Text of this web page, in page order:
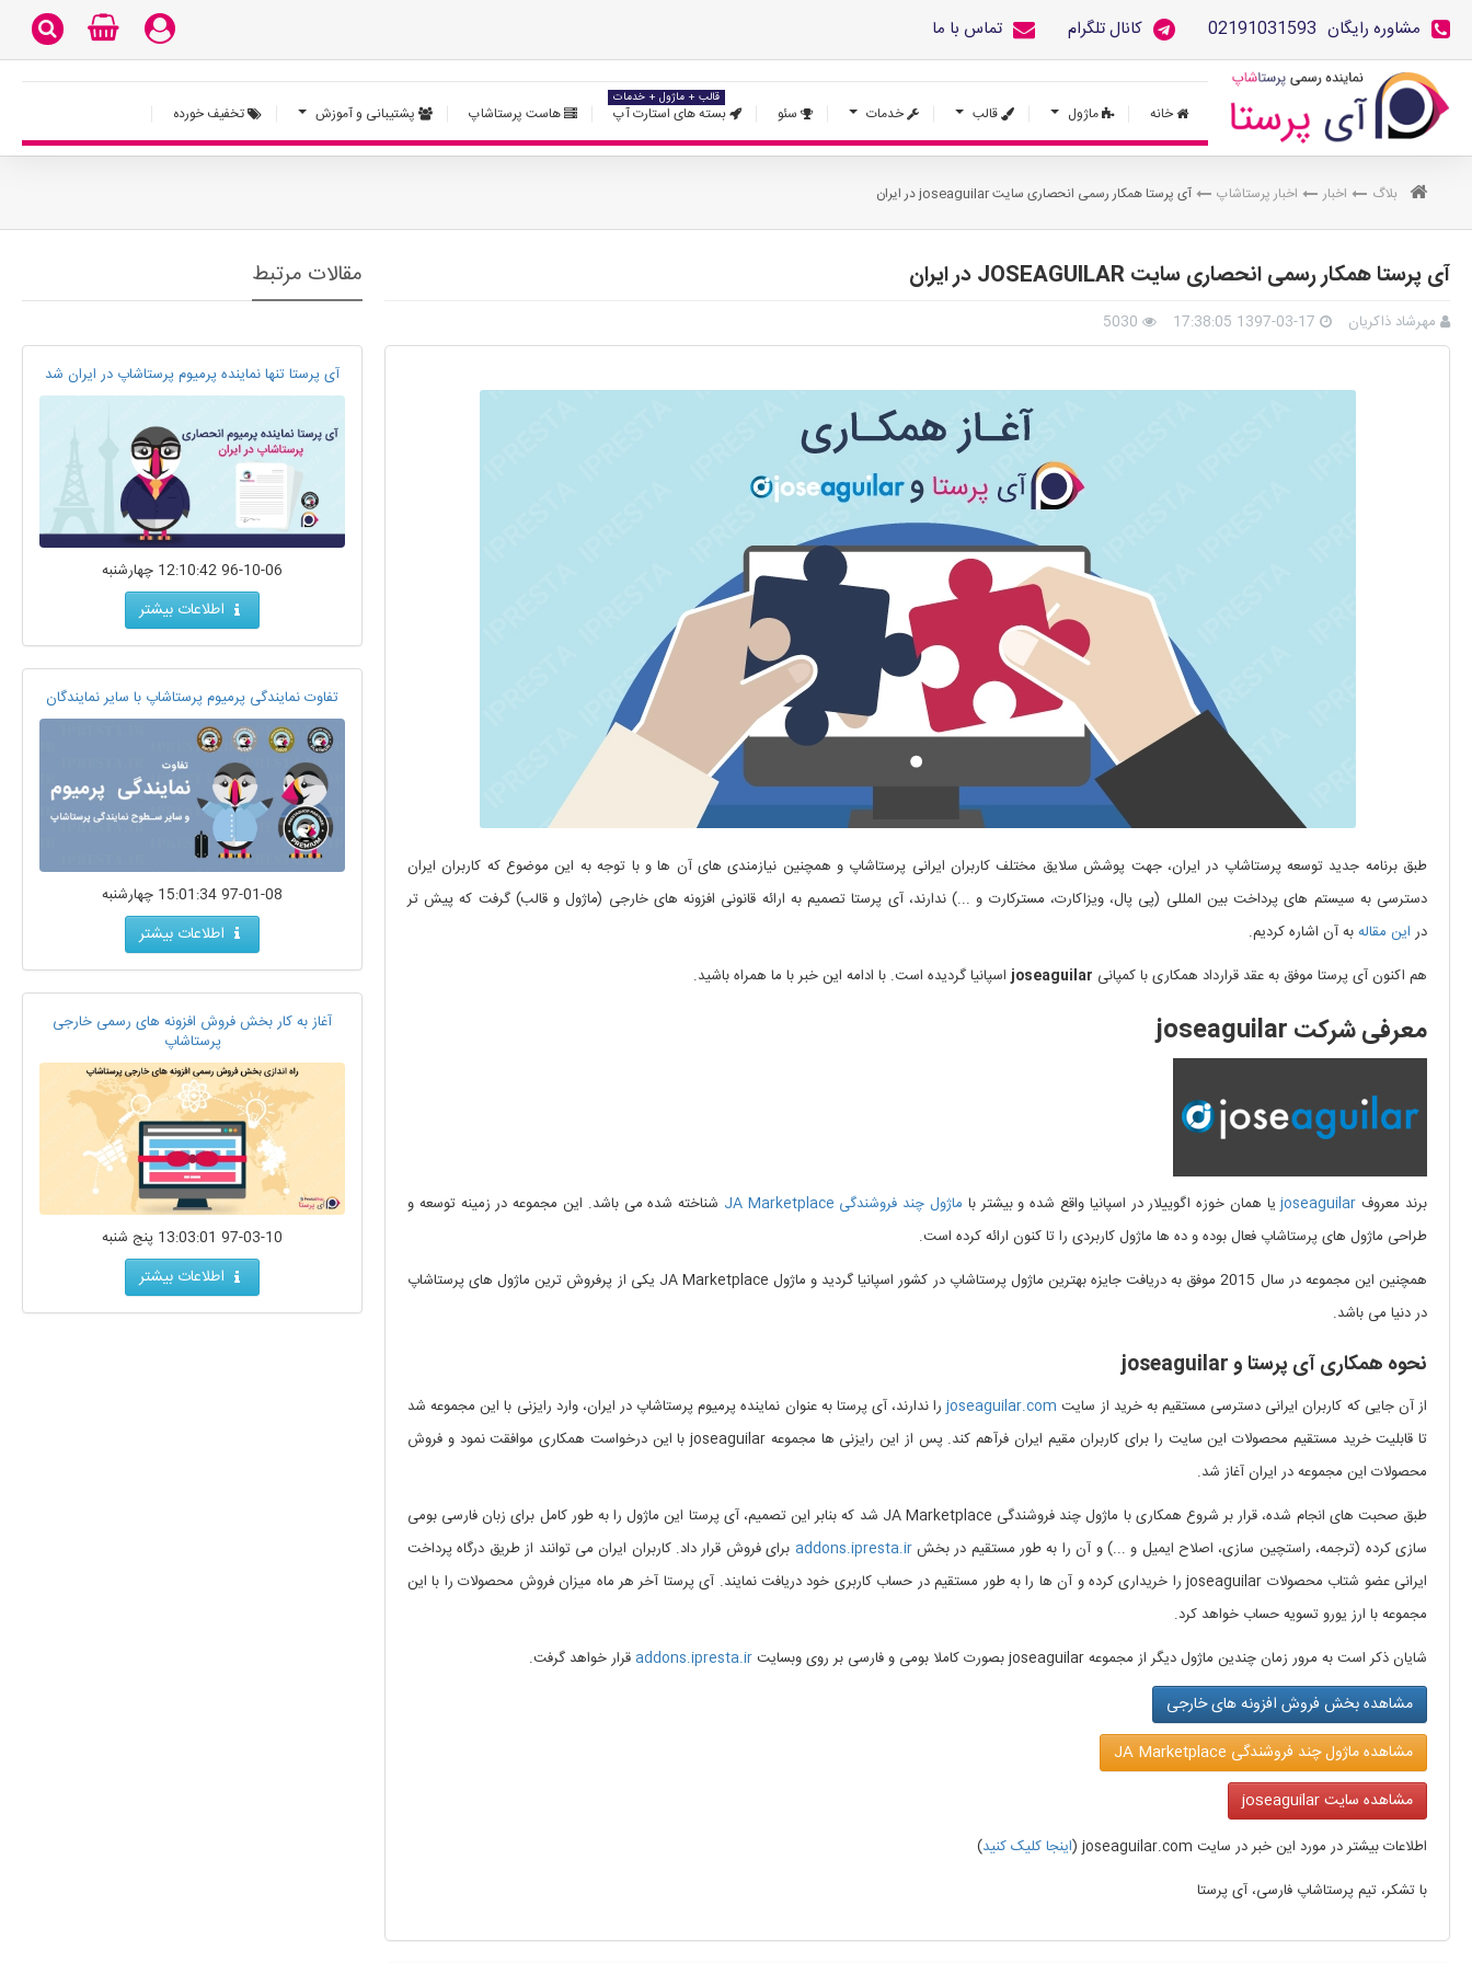
مشاوره رایگان 02191031593 کانال تلگرام تماس با ما
خانه ماژول قالب خدمات سئو بسته های استارت آپ
قالب + ماژول + خدمات
هاست پرستاشاپ پشتیبانی و آموزش تخفیف خورده
بلاگ اخبار اخبار پرستاشاپ آی پرستا همکار رسمی انحصاری سایت joseaguilar در ایران
آی پرستا همکار رسمی انحصاری سایت JOSEAGUILAR در ایران
مهرشاد ذاکریان 1397-03-17 17:38:05
طبق برنامه جدید توسعه پرستاشاپ در ایران، جهت پوشش سلایق مختلف کاربران ایرانی پرستاشاپ و همچنین نیازمندی های آن ها و با توجه به این موضوع که کاربران ایران
دسترسی به سیستم های پرداخت بین المللی (پی پال، ویزاکارت، مسترکارت و ...) ندارند، آی پرستا تصمیم به ارائه قانونی افزونه های خارجی (ماژول و قالب) گرفت که پیش تر
در این مقالهبه آن اشاره کردیم.
هم اکنون آی پرستا موفق به عقد قرارداد همکاری با کمپانی joseaguilarاسپانیا گردیده است. با ادامه این خبر با ما همراه باشید.
معرفی شرکت joseaguilar
برند معروف joseaguilarیا همان خوزه اگوییلار در اسپانیا واقع شده و بیشتر با ماژول چند فروشندگی JA Marketplace
شناخته شده می باشد. این مجموعه در زمینه توسعه و
طراحی ماژول های پرستاشاپ فعال بوده و ده ها ماژول کاربردی را تا کنون ارائه کرده است.
همچنین این مجموعه در سال 2015 موفق به دریافت جایزه بهترین ماژول پرستاشاپ در کشور اسپانیا گردید و ماژول JA Marketplace یکی از پرفروش ترین ماژول های پرستاشاپ
در دنیا می باشد.
نحوه همکاری آی پرستا و joseaguilar
از آن جایی که کاربران ایرانی دسترسی مستقیم به خرید از سایت joseaguilar.comرا ندارند، آی پرستا به عنوان نماینده پرمیوم پرستاشاپ در ایران، وارد رایزنی با این مجموعه شد
تا قابلیت خرید مستقیم محصولات این سایت را برای کاربران مقیم ایران فرآهم کند. پس از این رایزنی ها مجموعه joseaguilar با این درخواست همکاری موافقت نمود و فروش
محصولات این مجموعه در ایران آغاز شد.
طبق صحبت های انجام شده، قرار بر شروع همکاری با ماژول چند فروشندگی JA Marketplace شد که بنابر این تصمیم، آی پرستا این ماژول را به طور کامل برای زبان فارسی بومی
سازی کرده (ترجمه، راستچین سازی، اصلاح ایمیل و ...) و آن را به طور مستقیم در بخشaddons.ipresta.ir برای فروش قرار داد. کاربران ایران می توانند از طریق درگاه پرداخت
ایرانی عضو شتاب محصولات joseaguilar را خریداری کرده و آن ها را به طور مستقیم در حساب کاربری خود دریافت نمایند. آی پرستا آخر هر ماه میزان فروش محصولات را با این
مجموعه با ارز یورو تسویه حساب خواهد کرد.
شایان ذکر است به مرور زمان چندین ماژول دیگر از مجموعه joseaguilar بصورت کاملا بومی و فارسی بر روی وبسایت
addons.ipresta.irقرار خواهد گرفت.
مشاهده بخش فروش افزونه های خارجی
مشاهده ماژول چند فروشندگی JA Marketplace
مشاهده سایت joseaguilar
اطلاعات بیشتر در مورد این خبر در سایت joseaguilar.com ( اینجا کلیک کنید)
با تشکر، تیم پرستاشاپ فارسی، آی پرستا
مقالات مرتبط
آی پرستا تنها نماینده پرمیوم پرستاشاپ در ایران شد
96-10-06 12:10:42 چهارشنبه
اطلاعات بیشتر
تفاوت نمایندگی پرمیوم پرستاشاپ با سایر نمایندگان
97-01-08 15:01:34 چهارشنبه
اطلاعات بیشتر
آغاز به کار بخش فروش افزونه های رسمی خارجی
پرستاشاپ
97-03-10 13:03:01 پنج شنبه
اطلاعات بیشتر